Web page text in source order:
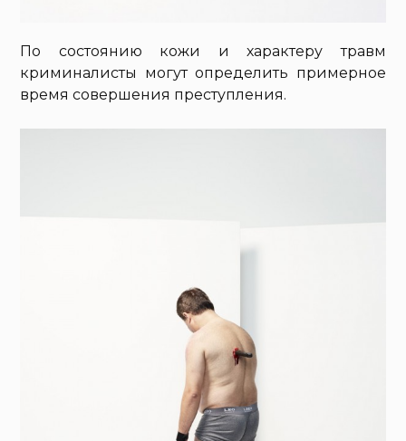
По состоянию кожи и характеру травм
криминалисты могут определить примерное
время совершения преступления.